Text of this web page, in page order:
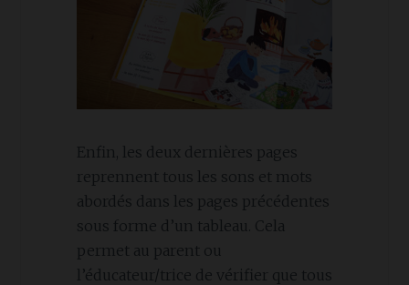
Enfin, les deux dernières pages
reprennent tous les sons et mots
abordés dans les pages précédentes
sous forme d’un tableau. Cela
permet au parent ou
l’éducateur/trice de vérifier que tous